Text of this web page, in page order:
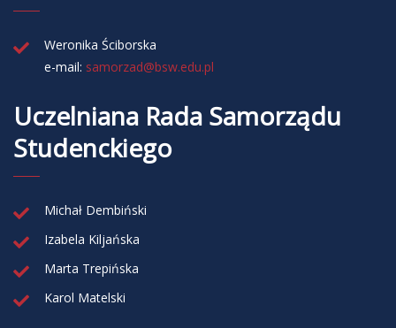
Weronika Ściborska
e-ma­il: samorzad@​bsw.​edu.​pl
Uczelniana Rada Samorządu
Studenckiego
Michał Dembiński
Izabela Kiljańska
Marta Trepińska
Karol Matelski